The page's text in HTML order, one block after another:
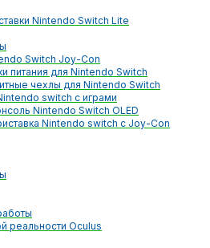
Nintendo Switch Lite
Switch Joy-Con
питания для Nintendo Switch
чехлы для Nintendo Switch
switch с играми
Nintendo Switch OLED
Nintendo switch с Joy-Con
реальности Oculus